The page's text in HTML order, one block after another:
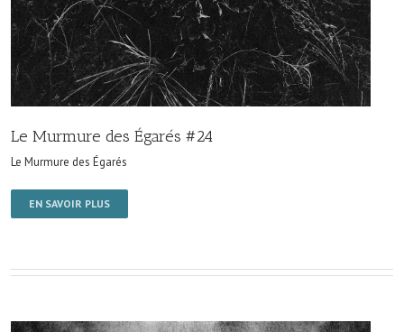
Le Murmure des Égarés #24
Le Murmure des Égarés
EN SAVOIR PLUS